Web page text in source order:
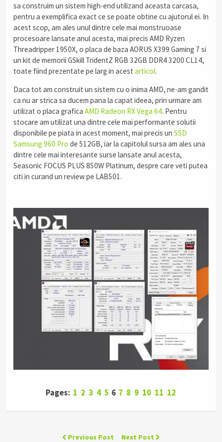
sa construim un sistem high-end utilizand aceasta carcasa,
pentru a exemplifica exact ce se poate obtine cu ajutorul ei. In
acest scop, am ales unul dintre cele mai monstruoase
procesoare lansate anul acesta, mai precis AMD Ryzen
Threadripper 1950X, o placa de baza AORUS X399 Gaming 7 si
un kit de memorii GSkill TridentZ RGB 32GB DDR4 3200 CL14,
toate fiind prezentate pe larg in acest articol.
Daca tot am construit un sistem cu o inima AMD, ne-am gandit
ca nu ar strica sa ducem pana la capat ideea, prin urmare am
utilizat o placa grafica AMD Radeon RX Vega 64. Pentru
stocare am utilizat una dintre cele mai performante solutii
disponibile pe piata in acest moment, mai precis un SSD
Samsung 960 Pro de 512GB, iar la capitolul sursa am ales una
dintre cele mai interesante surse lansate anul acesta,
Seasonic FOCUS PLUS 850W Platinum, despre care veti putea
citi in curand un review pe LAB501.
Pages: 1 2 3 4 5 6 7 8 9 10 11 12
Previous Post Next Post